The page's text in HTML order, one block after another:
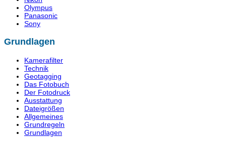
Olympus
Panasonic
Sony
Grundlagen
Kamerafilter
Technik
Geotagging
Das Fotobuch
Der Fotodruck
Ausstattung
Dateigrößen
Allgemeines
Grundregeln
Grundlagen